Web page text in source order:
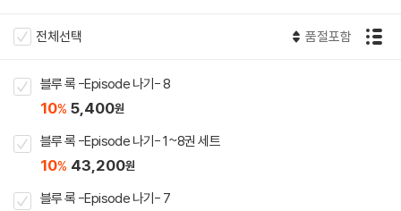
전체선택 품절포함
블루 록 -Episode 나기- 8
10% 5,400원
블루 록 -Episode 나기- 1~8권 세트
10% 43,200원
블루 록 -Episode 나기- 7